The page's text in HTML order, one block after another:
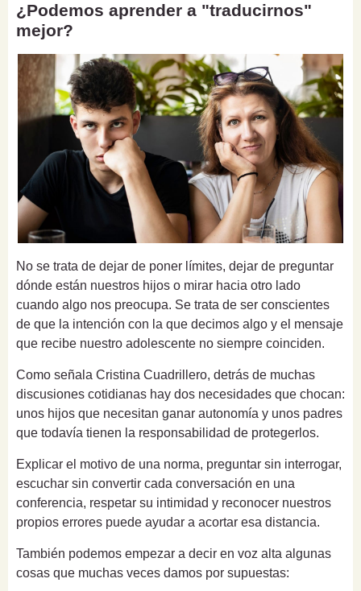
¿Podemos aprender a "traducirnos"
mejor?
No se trata de dejar de poner límites, dejar de preguntar
dónde están nuestros hijos o mirar hacia otro lado
cuando algo nos preocupa. Se trata de ser conscientes
de que la intención con la que decimos algo y el mensaje
que recibe nuestro adolescente no siempre coinciden.
Como señala Cristina Cuadrillero, detrás de muchas
discusiones cotidianas hay dos necesidades que chocan:
unos hijos que necesitan ganar autonomía y unos padres
que todavía tienen la responsabilidad de protegerlos.
Explicar el motivo de una norma, preguntar sin interrogar,
escuchar sin convertir cada conversación en una
conferencia, respetar su intimidad y reconocer nuestros
propios errores puede ayudar a acortar esa distancia.
También podemos empezar a decir en voz alta algunas
cosas que muchas veces damos por supuestas: